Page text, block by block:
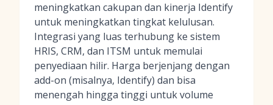
meningkatkan cakupan dan kinerja Identify
untuk meningkatkan tingkat kelulusan.
Integrasi yang luas terhubung ke sistem
HRIS, CRM, dan ITSM untuk memulai
penyediaan hilir. Harga berjenjang dengan
add-on (misalnya, Identify) dan bisa
menengah hingga tinggi untuk volume